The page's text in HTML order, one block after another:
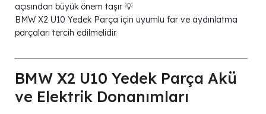
açısından büyük önem taşır 💡
BMW X2 U10 Yedek Parça için uyumlu far ve aydınlatma
parçaları tercih edilmelidir.
BMW X2 U10 Yedek Parça Akü
ve Elektrik Donanımları